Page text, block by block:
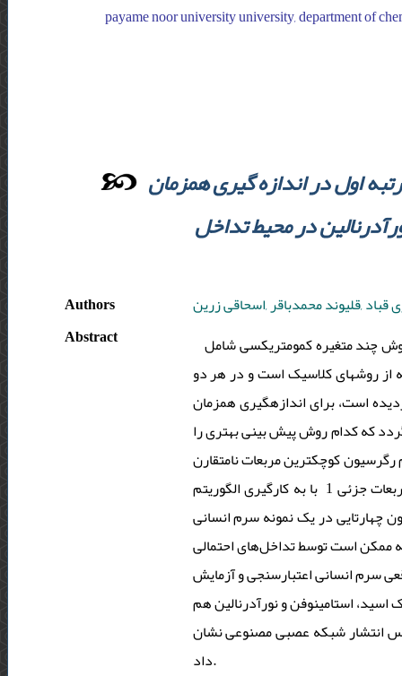
payame noor university university, department of
اول در اندازه گیری همزمان
در محیط تداخل
Authors
قباد ,قلیوند محمدباقر ,اسحاقی زرین
Abstract
چند متغیره کمومتریکسی شامل
شبکه عصبی مصنوعی که از روشهای غیر خطی می باشد و روش حداقل مربعات جزئی 1 که از روش­های کلاسیک است و در هر دو
است، برای اندازه­گیری همزمان
که کدام روش پیش بینی بهتری را
کوچکترین مربعات نامتقارن
تصحیح گردید. جابجایی پتانسیل و مشکل دوخطی بودن داده­ها، پیش از استفاده از روش حداقل مربعات جزئی 1 با به کارگیری الگوریتم
چهارتایی در یک نمونه سرم انسانی
ممکن است توسط تداخل‌های احتمالی
سرم انسانی اعتبارسنجی و آزمایش
اسید، اوریک اسید، استامینوفن و نورآدرنالین هم
پس انتشار شبکه عصبی مصنوعی نشان
داد.